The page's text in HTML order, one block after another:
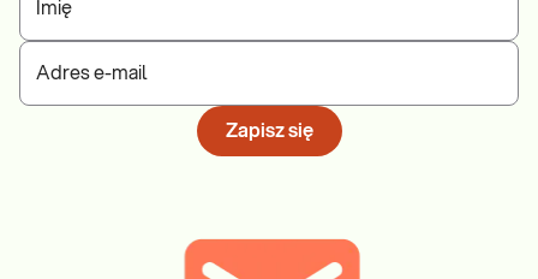
Imię
Adres e-mail
Zapisz się